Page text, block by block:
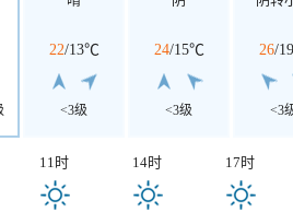
22/13℃
<3级
24/15℃
<3级
26/
<3
11时 14时 17时